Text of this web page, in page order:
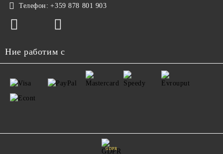
Телефон: +359 878 801 903
Ние работим с
GDPR